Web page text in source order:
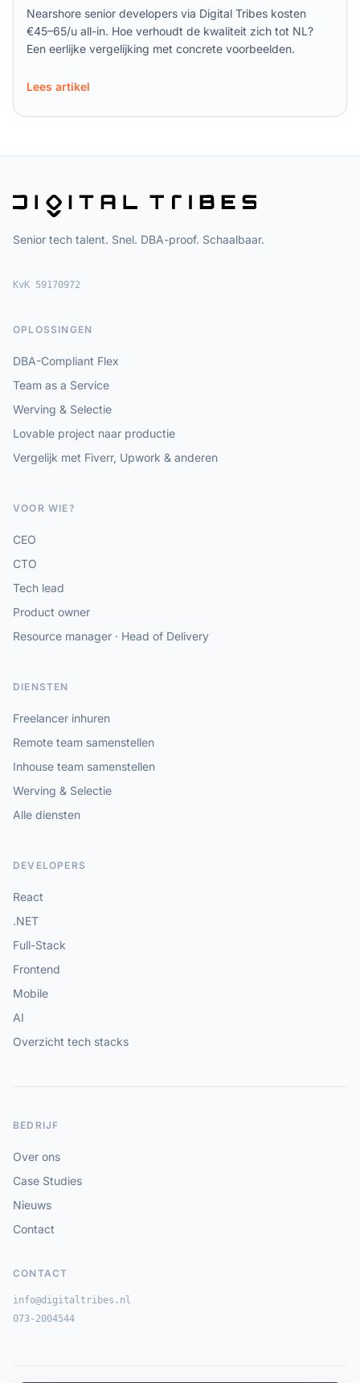
Nearshore senior developers via Digital Tribes kosten
€45–65/u all-in. Hoe verhoudt de kwaliteit zich tot NL?
Een eerlijke vergelijking met concrete voorbeelden.
Lees artikel
Senior tech talent. Snel. DBA-proof. Schaalbaar.
KvK 59170972
OPLOSSINGEN
DBA-Compliant Flex
Team as a Service
Werving & Selectie
Lovable project naar productie
Vergelijk met Fiverr, Upwork & anderen
VOOR WIE?
CEO
CTO
Tech lead
Product owner
Resource manager · Head of Delivery
DIENSTEN
Freelancer inhuren
Remote team samenstellen
Inhouse team samenstellen
Werving & Selectie
Alle diensten
DEVELOPERS
React
.NET
Full-Stack
Frontend
Mobile
AI
Overzicht tech stacks
BEDRIJF
Over ons
Case Studies
Nieuws
Contact
CONTACT
info@digitaltribes.nl
073-2004544